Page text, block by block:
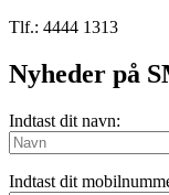
Tlf.: 4444 1313
Nyheder på
Indtast dit navn:
Indtast dit